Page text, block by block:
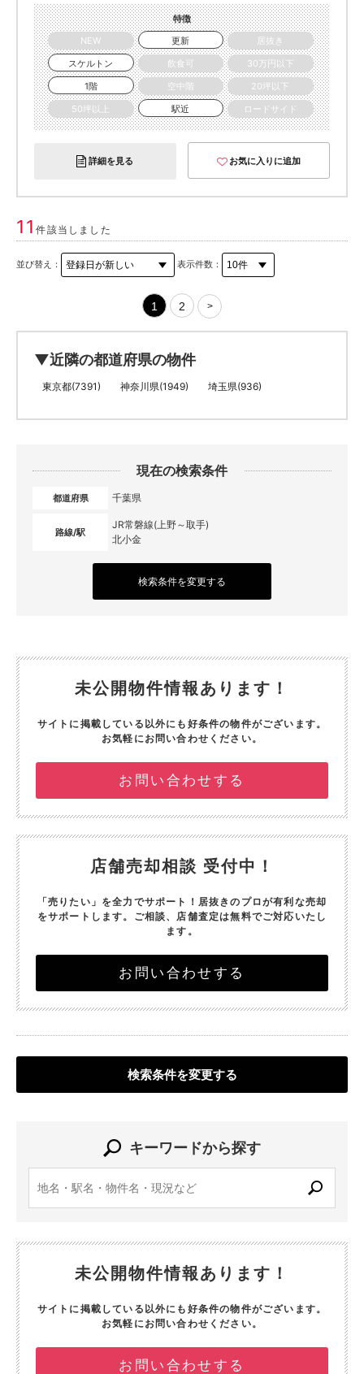
特徴
NEW
更新
居抜き
スケルトン
飲食可
30万円以下
1階
空中階
20坪以下
50坪以上
駅近 ロードサイド
詳細を見る お気に入りに追加
11件該当しました
並び替え： 表示件数：
1 2 >
▼近隣の都道府県の物件
東京都(7391) 神奈川県(1949) 埼玉県(936)
現在の検索条件
都道府県 千葉県
路線/駅
JR常磐線(上野～取手)
北小金
検索条件を変更する
未公開物件情報あります！
サイトに掲載している以外にも好条件の物件がございます。
お気軽にお問い合わせください。
お問い合わせする
店舗売却相談 受付中！
「売りたい」を全力でサポート！ 居抜きのプロが有利な売却
をサポートします。 ご相談、店舗査定は無料でご対応いたし
ます。
お問い合わせする
検索条件を変更する
キーワードから探す
未公開物件情報あります！
サイトに掲載している以外にも好条件の物件がございます。
お気軽にお問い合わせください。
お問い合わせする